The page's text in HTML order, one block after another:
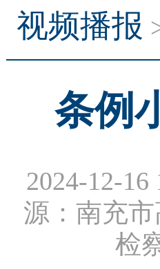
视频播报
条例
2024-12-16
源：南充
检